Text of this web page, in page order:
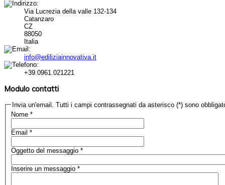
Via Lucrezia della valle 132-134
Catanzaro
CZ
88050
Italia
info@ediliziainnovativa.it
+39.0961.021221
Modulo contatti
Invia un'email. Tutti i campi contrassegnati da asterisco (*) sono
Nome*
Email *
Oggetto del messaggio*
Inserire un messaggio*